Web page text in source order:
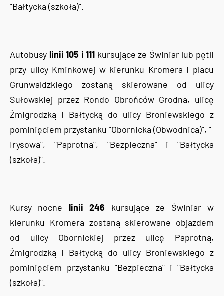
"Bałtycka (szkoła)".
Autobusy linii 105 i 111 kursujące ze Świniar lub pętli
przy ulicy Kminkowej w kierunku Kromera i placu
Grunwaldzkiego zostaną skierowane od ulicy
Sułowskiej przez Rondo Obrońców Grodna, ulicę
Żmigrodzką i Bałtycką do ulicy Broniewskiego z
pominięciem przystanku "Obornicka (Obwodnica)", "
Irysowa", "Paprotna", "Bezpieczna" i "Bałtycka
(szkoła)".
Kursy nocne linii 246 kursujące ze Świniar w
kierunku Kromera zostaną skierowane objazdem
od ulicy Obornickiej przez ulicę Paprotną,
Żmigrodzką i Bałtycką do ulicy Broniewskiego z
pominięciem przystanku "Bezpieczna" i "Bałtycka
(szkoła)".